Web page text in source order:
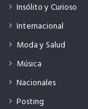
Insólito y Curioso
Internacional
Moda y Salud
Música
Nacionales
Posting